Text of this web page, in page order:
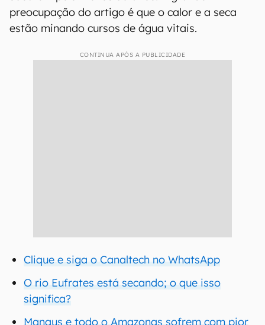
preocupação do artigo é que o calor e a seca
estão minando cursos de água vitais.
CONTINUA APÓS A PUBLICIDADE
Clique e siga o Canaltech no WhatsApp
O rio Eufrates está secando; o que isso
significa?
Manaus e todo o Amazonas sofrem com pior